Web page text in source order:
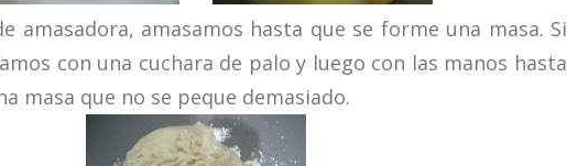
amasadora, amasamos hasta que se forme una masa. Si
con una cuchara de palo y luego con las manos hasta
masa que no se peque demasiado.